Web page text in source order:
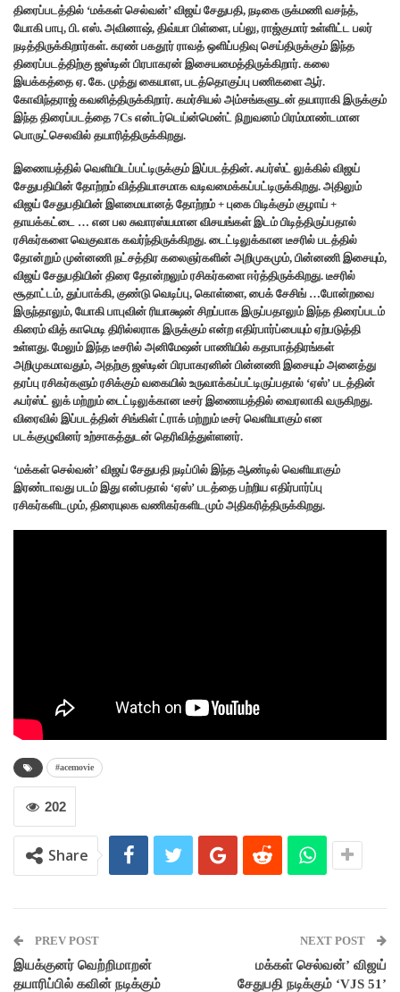
திரைப்படத்தில் ‘மக்கள் செல்வன்’ விஜய் சேதுபதி, நடிகை ருக்மணி வசந்த்,
யோகி பாபு, பி. எஸ். அவினாஷ், திவ்யா பிள்ளை, பப்லு, ராஜ்குமார் உள்ளிட்ட பலர்
நடித்திருக்கிறார்கள்.‌ கரண் பகதூர் ராவத் ஒளிப்பதிவு செய்திருக்கும் இந்த
திரைப்படத்திற்கு ஜஸ்டின் பிரபாகரன் இசையமைத்திருக்கிறார். கலை
இயக்கத்தை ஏ. கே. முத்து கையாள, படத்தொகுப்பு பணிகளை ஆர்.
கோவிந்தராஜ் கவனித்திருக்கிறார். கமர்சியல் அம்சங்களுடன் தயாராகி இருக்கும்
இந்த திரைப்படத்தை 7Cs என்டர்டெய்ன்மென்ட் நிறுவனம் பிரம்மாண்டமான
பொருட்செலவில் தயாரித்திருக்கிறது.
இணையத்தில் வெளியிடப்பட்டிருக்கும் இப்படத்தின். ஃபர்ஸ்ட் லுக்கில் விஜய்
சேதுபதியின் தோற்றம் வித்தியாசமாக வடிவமைக்கப்பட்டிருக்கிறது. அதிலும்
விஜய் சேதுபதியின் இளமையானத் தோற்றம் + புகை பிடிக்கும் குழாய் +
தாயக்கட்டை … என பல சுவாரஸ்யமான விசயங்கள் இடம் பிடித்திருப்பதால்
ரசிகர்களை வெகுவாக கவர்ந்திருக்கிறது. டைட்டிலுக்கான டீசரில் படத்தில்
தோன்றும் முன்னணி நட்சத்திர கலைஞர்களின் அறிமுகமும், பின்னணி இசையும்,
விஜய் சேதுபதியின் திரை தோன்றலும் ரசிகர்களை ஈர்த்திருக்கிறது. டீசரில்
சூதாட்டம், துப்பாக்கி, குண்டு வெடிப்பு, கொள்ளை, பைக் சேசிங் …போன்றவை
இருந்தாலும், யோகி பாபுவின் ரியாக்ஷன் சிறப்பாக இருப்பதாலும் இந்த திரைப்படம்
கிரைம் வித் காமெடி திரில்லராக இருக்கும் என்ற எதிர்பார்ப்பையும் ஏற்படுத்தி
உள்ளது. மேலும் இந்த டீசரில் அனிமேஷன் பாணியில் கதாபாத்திரங்கள்
அறிமுகமாவதும், அதற்கு ஜஸ்டின் பிரபாகரனின் பின்னணி இசையும் அனைத்து
தரப்பு ரசிகர்களும் ரசிக்கும் வகையில் உருவாக்கப்பட்டிருப்பதால் ‘ஏஸ்’ படத்தின்
ஃபர்ஸ்ட் லுக் மற்றும் டைட்டிலுக்கான டீசர் இணையத்தில் வைரலாகி வருகிறது.
விரைவில் இப்படத்தின் சிங்கிள் ட்ராக் மற்றும் டீசர் வெளியாகும் என
படக்குழுவினர் உற்சாகத்துடன் தெரிவித்துள்ளனர்.
‘மக்கள் செல்வன்’ விஜய் சேதுபதி நடிப்பில் இந்த ஆண்டில் வெளியாகும்
இரண்டாவது படம் இது என்பதால் ‘ஏஸ்’ படத்தை பற்றிய எதிர்பார்ப்பு
ரசிகர்களிடமும், திரையுலக வணிகர்களிடமும் அதிகரித்திருக்கிறது.
#acemovie
202
Share
PREV POST
இயக்குனர் வெற்றிமாறன்
தயாரிப்பில் கவின் நடிக்கும்
NEXT POST
மக்கள் செல்வன்’ விஜய்
சேதுபதி நடிக்கும் ‘VJS 51’